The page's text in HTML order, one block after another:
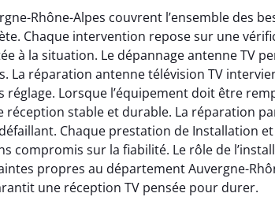
Rhône-Alpes couvrent l’ensemble des
Chaque intervention repose sur une
à la situation. Le dépannage antenne TV
La réparation antenne télévision TV
Lorsque l’équipement doit être
réception stable et durable. La réparation
Chaque prestation de Installation
compromis sur la fiabilité. Le rôle de
propres au département Auvergne-
une réception TV pensée pour durer.